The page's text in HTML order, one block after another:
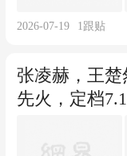
2026-07-19 1跟贴
张凌赫，王
先火，定档